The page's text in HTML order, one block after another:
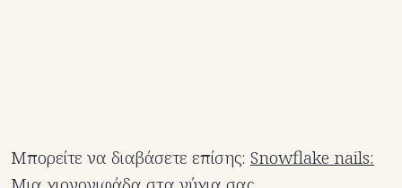
Μπορείτε να διαβάσετε επίσης: Snowflake nails: